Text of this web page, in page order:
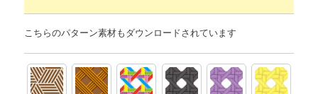
こちらのパターン素材もダウンロードされています